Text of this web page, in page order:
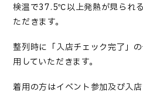
検温で37.5℃以上発熱が見られ
ただきます。
整列時に「入店チェック完了」
用していただきます。
着用の方はイベント参加及び入